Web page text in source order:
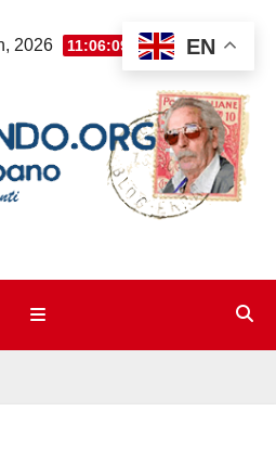
2026 11:06:10 PM EN